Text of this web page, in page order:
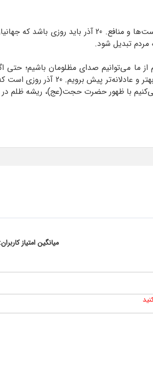
جهان امروز بیش از هر زمان دیگری نیازمند تغییر است؛ تغییر در دیدگاه و عملکرد، و
تبدیل شود.
از ما می‌توانیم صدای مظلومان باشیم؛ حتی
سکوت کرده باشند. امروز، بیش از هر زمان دیگر، نیاز داریم
می‌کنیم با ظهور حضرت حجت(عج)، ریشه ظلم
میانگین امتیاز کاربران: 0.0 (0 رای)